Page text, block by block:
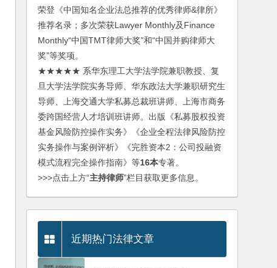
荣登《中国知名企业法总推荐的优秀律师&律所》
推荐名录；多次荣获Lawyer Monthly及Finance
Monthly“中国TMT律师大奖”和“中国并购律师大
奖”等奖项。
★★★★★ 系华东理工大学法学院兼职教授、复
旦大学法学院实务导师、华东政法大学兼职研究生
导师、上海交通大学私募总裁班讲师、上海市商务
委跨国经营人才培训班讲师。出版《私募股权投资
基金风险防控操作实务》《企业全程法律风险防控
实务操作与案例评析》《完胜资本2：公司投融资
模式流程完全操作指南》等16本专著。
>>>点击上方“主持律师”栏目获取更多信息。
近期热门法律文章